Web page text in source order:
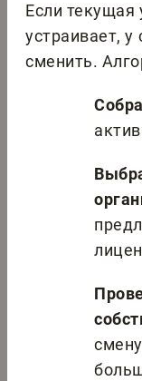
Если
устраивает, у
сменить.